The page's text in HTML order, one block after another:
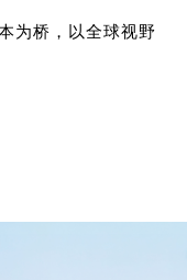
为桥，以全球视野